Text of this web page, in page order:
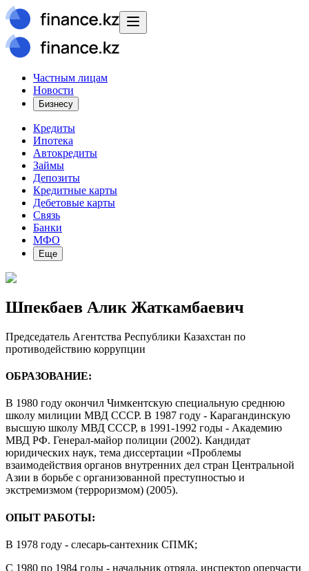
Частным лицам
Новости
Бизнесу
Кредиты
Ипотека
Автокредиты
Займы
Депозиты
Кредитные карты
Дебетовые карты
Связь
Банки
МФО
Еще
Шпекбаев Алик Жаткамбаевич
Председатель Агентства Республики Казахстан по
противодействию коррупции
ОБРАЗОВАНИЕ:
В 1980 году окончил Чимкентскую специальную среднюю
школу милиции МВД СССР. В 1987 году - Карагандинскую
высшую школу МВД СССР, в 1991-1992 годы - Академию
МВД РФ. Генерал-майор полиции (2002). Кандидат
юридических наук, тема диссертации «Проблемы
взаимодействия органов внутренних дел стран Центральной
Азии в борьбе с организованной преступностью и
экстремизмом (терроризмом) (2005).
ОПЫТ РАБОТЫ:
В 1978 году - слесарь-сантехник СПМК;
С 1980 по 1984 годы - начальник отряда, инспектор оперчасти